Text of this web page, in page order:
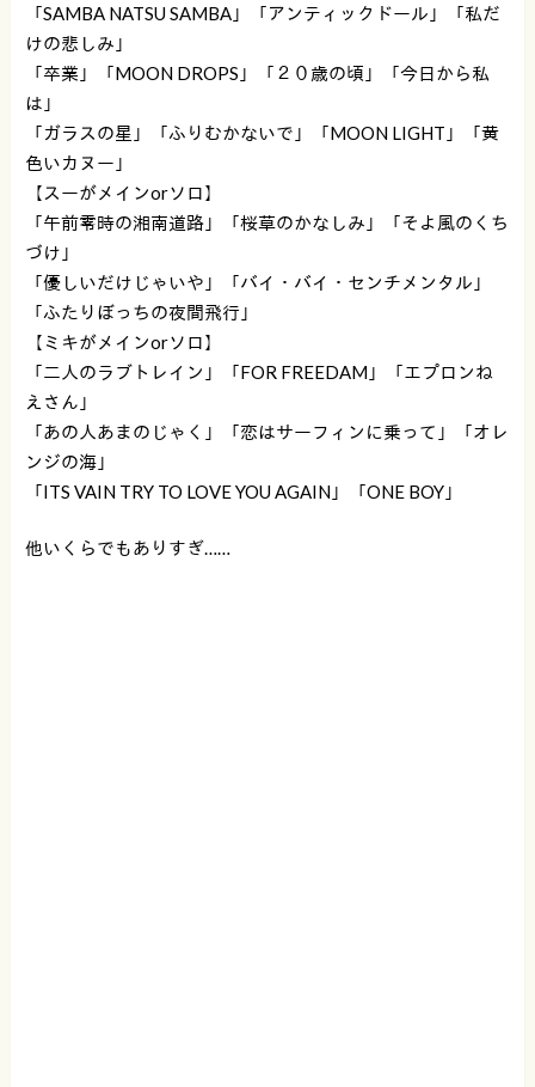
「SAMBA NATSU SAMBA」「アンティックドール」「私だ
けの悲しみ」
「卒業」「MOON DROPS」「２０歳の頃」「今日から私
は」
「ガラスの星」「ふりむかないで」「MOON LIGHT」「黄
色いカヌー」
【スーがメインorソロ】
「午前零時の湘南道路」「桜草のかなしみ」「そよ風のくち
づけ」
「優しいだけじゃいや」「バイ・バイ・センチメンタル」
「ふたりぼっちの夜間飛行」
【ミキがメインorソロ】
「二人のラブトレイン」「FOR FREEDAM」「エプロンね
えさん」
「あの人あまのじゃく」「恋はサーフィンに乗って」「オレ
ンジの海」
「ITS VAIN TRY TO LOVE YOU AGAIN」「ONE BOY」
他いくらでもありすぎ……